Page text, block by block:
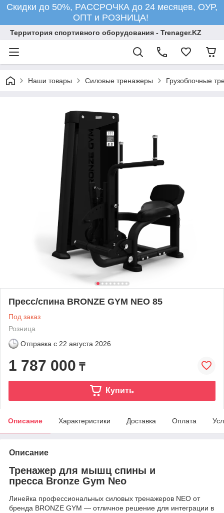
Скидки до 50%, РАССРОЧКА до 24 месяцев, ОУР,
ОПТ и РОЗНИЦА!
Территория спортивного оборудования - Trenager.KZ
Наши товары Силовые тренажеры Грузоблочные
Пресс/спина BRONZE GYM NEO 85
Под заказ
Розница
Отправка с 22 августа 2026
1 787 000 ₸
Купить
Описание Характеристики Доставка Оплата
Описание
Тренажер для мышц спины и
пресса Bronze Gym Neo
Линейка профессиональных силовых тренажеров NEO от
бренда BRONZE GYM — отличное решение для интеграции в